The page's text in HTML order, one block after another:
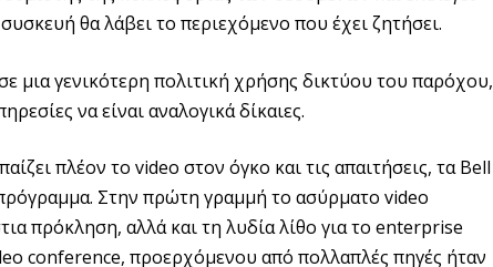
θα λάβει το περιεχόμενο που έχει ζητήσει.
μια γενικότερη πολιτική χρήσης δικτύου του παρόχου,
να είναι αναλογικά δίκαιες.
πλέον το video στον όγκο και τις απαιτήσεις, τα Bell
Στην πρώτη γραμμή το ασύρματο video
πρόκληση, αλλά και τη λυδία λίθο για το enterprise
conference, προερχόμενου από πολλαπλές πηγές ήταν